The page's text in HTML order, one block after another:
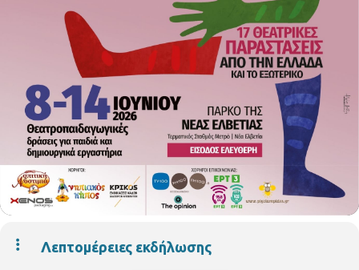
Λεπτομέρειες εκδήλωσης